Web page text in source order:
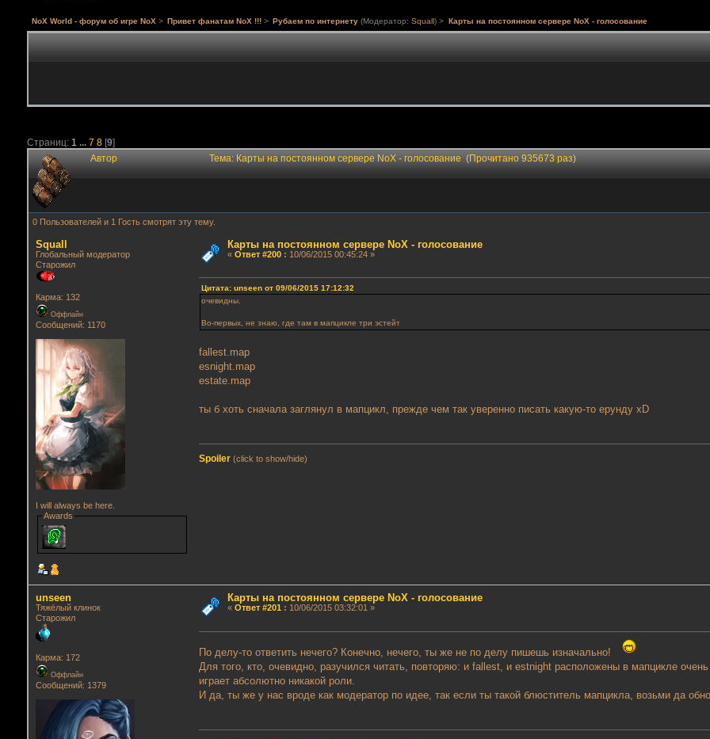
NoX World - форум об игре NoX > Привет фанатам NoX !!! > Рубаем по интернету (Модератор:Squall) > Карты на постоянном сервере NoX - голосование
Страниц: 1 ... 7 8[9]
Автор Тема: Карты на постоянном сервере NoX - голосование (Прочитано 935673 раз)
0 Пользователей и 1 Гость смотрят эту тему.
Squall
Глобальный модератор
Старожил
Карма: 132
Оффлайн
Сообщений: 1170
I will always be here.
Awards
Карты на постоянном сервере NoX - голосование
« Ответ #200: 10/06/2015 00:45:24 »
Цитата: unseen от 09/06/2015 17:12:32
очевидны.
Во-первых, не знаю, где там в мапцикле три эстейт
fallest.map
esnight.map
estate.map
ты б хоть сначала заглянул в мапцикл, прежде чем так уверенно писать какую-то ерунду xD
Spoiler (click to show/hide)
unseen
Тяжёлый клинок
Старожил
Карма: 172
Оффлайн
Сообщений: 1379
Карты на постоянном сервере NoX - голосование
« Ответ #201: 10/06/2015 03:32:01 »
По делу-то ответить нечего? Конечно, нечего, ты же не по делу пишешь изначально!
Для того, кто, очевидно, разучился читать, повторяю: и fallest, и estnight расположены в мапцикле
играет абсолютно никакой роли.
И да, ты же у нас вроде как модератор по идее, так если ты такой блюститель мапцикла, возьми да